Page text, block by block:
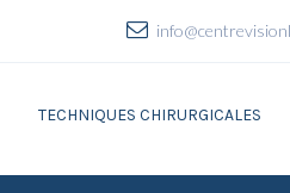
TECHNIQUES CHIRURGICALES